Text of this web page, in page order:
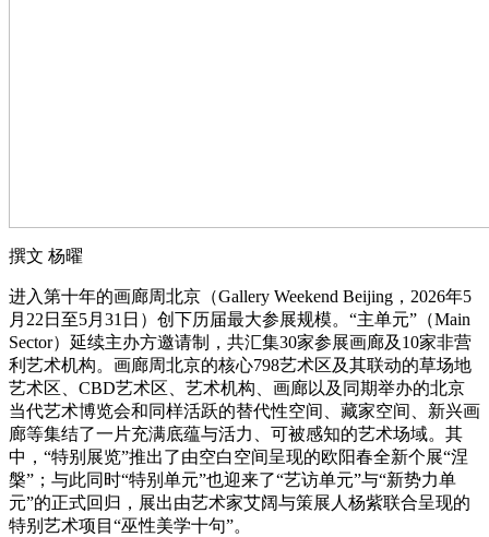
撰文 杨曜
进入第十年的画廊周北京（Gallery Weekend Beijing，2026年5
月22日至5月31日）创下历届最大参展规模。“主单元”（Main
Sector）延续主办方邀请制，共汇集30家参展画廊及10家非营
利艺术机构。画廊周北京的核心798艺术区及其联动的草场地
艺术区、CBD艺术区、艺术机构、画廊以及同期举办的北京
当代艺术博览会和同样活跃的替代性空间、藏家空间、新兴画
廊等集结了一片充满底蕴与活力、可被感知的艺术场域。其
中，“特别展览”推出了由空白空间呈现的欧阳春全新个展“涅
槃”；与此同时“特别单元”也迎来了“艺访单元”与“新势力单
元”的正式回归，展出由艺术家艾阔与策展人杨紫联合呈现的
特别艺术项目“巫性美学十句”。